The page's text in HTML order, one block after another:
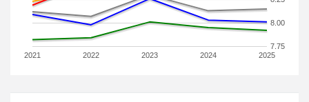
2021 2022 2023 2024 2025
7.75
8.00